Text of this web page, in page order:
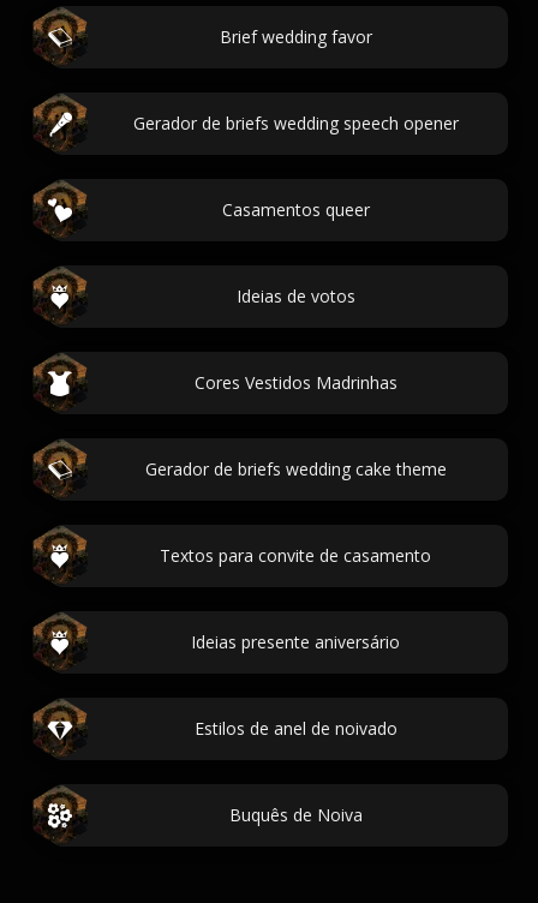
Brief wedding favor
Gerador de briefs wedding speech opener
Casamentos queer
Ideias de votos
Cores Vestidos Madrinhas
Gerador de briefs wedding cake theme
Textos para convite de casamento
Ideias presente aniversário
Estilos de anel de noivado
Buquês de Noiva